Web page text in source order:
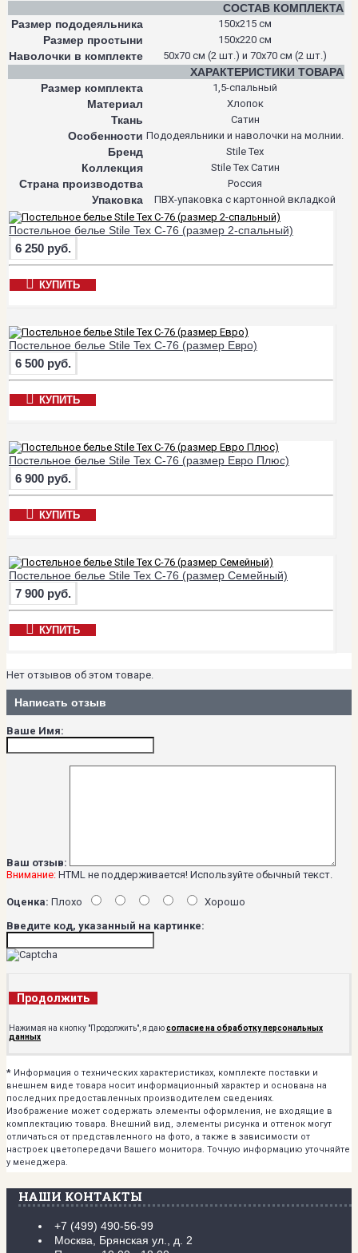
СОСТАВ КОМПЛЕКТА
Размер пододеяльника
150х215 см
Размер простыни 150х220 см
Наволочки в комплекте 50х70 см (2 шт.) и 70х70 см (2 шт.)
ХАРАКТЕРИСТИКИ ТОВАРА
Размер комплекта
1,5-спальный
Материал Хлопок
Ткань Сатин
Особенности Пододеяльники и наволочки на молнии.
Бренд Stile Tex
Коллекция Stile Tex Сатин
Страна производства Россия
Упаковка ПВХ-упаковка с картонной вкладкой
Постельное белье Stile Tex C-76 (размер 2-спальный)
6 250 руб.
КУПИТЬ
Постельное белье Stile Tex C-76 (размер Евро)
6 500 руб.
КУПИТЬ
Постельное белье Stile Tex C-76 (размер Евро Плюс)
6 900 руб.
КУПИТЬ
Постельное белье Stile Tex C-76 (размер Семейный)
7 900 руб.
КУПИТЬ
Нет отзывов об этом товаре.
Написать отзыв
Ваше Имя:
Ваш отзыв:
Внимание: HTML не поддерживается! Используйте обычный текст.
Оценка: Плохо
Хорошо
Введите код, указанный на картинке:
Продолжить
Нажимая на кнопку "Продолжить", я даюсогласие на обработку персональных
данных
* Информация о технических характеристиках, комплекте поставки и
внешнем виде товара носит информационный характер и основана на
последних предоставленных производителем сведениях.
Изображение может содержать элементы оформления, не входящие в
комплектацию товара. Внешний вид, элементы рисунка и оттенок могут
отличаться от представленного на фото, а также в зависимости от
настроек цветопередачи Вашего монитора. Точную информацию уточняйте
у менеджера.
НАШИ КОНТАКТЫ
+7 (499) 490-56-99
Москва, Брянская ул., д. 2